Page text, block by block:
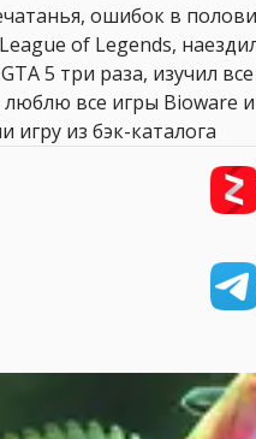
ошибок в
of Legends,
5 три раза, изучил
люблю все игры Bioware
игру из бэк-каталога